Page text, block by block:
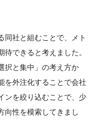
同社と組むことで、メト
できると考えました。
択と集中」の考え方か
を外注化することで会社
ンを絞り込むことで、少
向性を模索してきまし